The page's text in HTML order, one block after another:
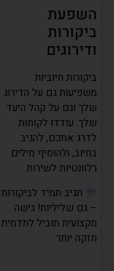
השפעת
ביקורות
ודירוגים
ביקורות חיוביות
משפיעות גם על הדירוג
שלך וגם על קהל היעד
שלך. עודדו לקוחות
לדרג אתכם, להגיב
בחיוב, ולהוסיף מילים
רלוונטיות לשירות.
תגיב תמיד לביקורות
– גם שליליות! גישה
מקצועית תוביל לתדמית
חזקה יותר.